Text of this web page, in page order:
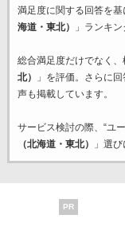
満足度に関する回答を
海道・東北）
」ランキ
総合満足度だけでなく、
北）
」を評価。さらに
声も掲載しています。
サービス検討の際、“ユ
（北海道・東北）
」選
PR